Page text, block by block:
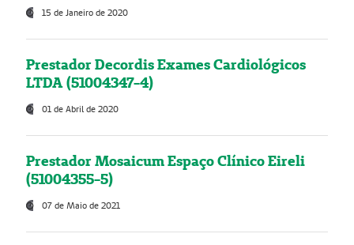
15 de Janeiro de 2020
Prestador Decordis Exames Cardiológicos
LTDA (51004347-4)
01 de Abril de 2020
Prestador Mosaicum Espaço Clínico Eireli
(51004355-5)
07 de Maio de 2021